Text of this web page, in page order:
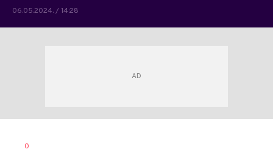
06.05.2024. / 14:28
AUTOR
0